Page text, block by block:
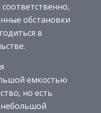
обстановки
в
емкостью
но есть